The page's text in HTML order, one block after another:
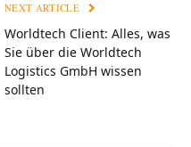
NEXT ARTICLE
Worldtech Client: Alles, was
Sie über die Worldtech
Logistics GmbH wissen
sollten